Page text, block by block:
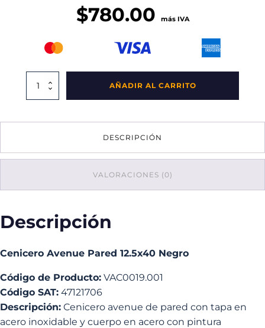
$780.00 más IVA
Cenicero
AÑADIR AL CARRITO
DESCRIPCIÓN
VALORACIONES (0)
Descripción
Cenicero Avenue Pared 12.5x40 Negro
Código de Producto: VAC0019.001
Código SAT: 47121706
Descripción: Cenicero avenue de pared con tapa en
acero inoxidable y cuerpo en acero con pintura